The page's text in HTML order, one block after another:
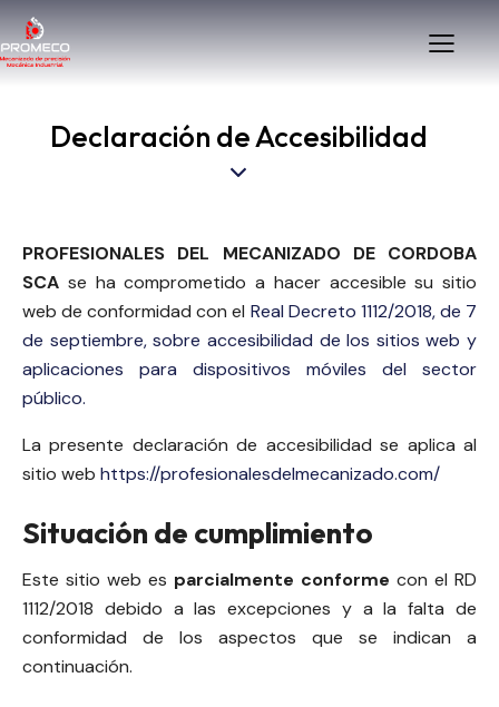
Declaración de Accesibilidad
PROFESIONALES DEL MECANIZADO DE CORDOBA
SCA se ha comprometido a hacer accesible su sitio
web de conformidad con el Real Decreto 1112/2018, de 7
de septiembre, sobre accesibilidad de los sitios web y
aplicaciones para dispositivos móviles del sector
público.
La presente declaración de accesibilidad se aplica al
sitio web https://profesionalesdelmecanizado.com/
Situación de cumplimiento
Este sitio web es parcialmente conforme con el RD
1112/2018 debido a las excepciones y a la falta de
conformidad de los aspectos que se indican a
continuación.